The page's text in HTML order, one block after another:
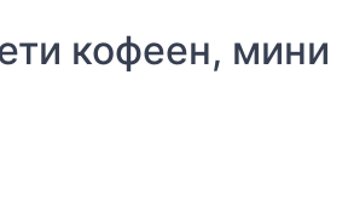
пусть
маленький,
кофеен, мини